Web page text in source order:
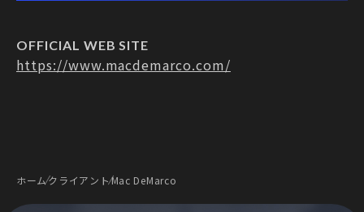
OFFICIAL WEB SITE
https://www.macdemarco.com/
ホームクライアントMac DeMarco